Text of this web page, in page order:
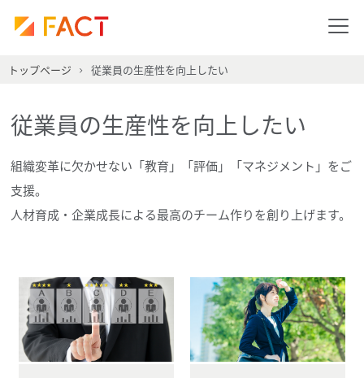
トップページ 従業員の生産性を向上したい
従業員の生産性を向上したい
組織変革に欠かせない「教育」「評価」「マネジメント」をご
支援。
人材育成・企業成長による最高のチーム作りを創り上げます。